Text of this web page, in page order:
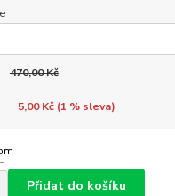
470,00 Kč
5,00 Kč (1 % sleva)
Přidat do košíku